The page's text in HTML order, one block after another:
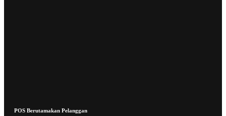
POS Berutamakan Pelanggan